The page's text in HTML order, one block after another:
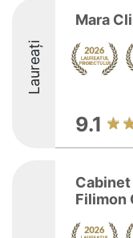
Laureați
Mara
9.1
Filimon